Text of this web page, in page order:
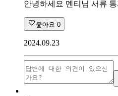
안녕하세요 멘티님 서류
좋아요 0
2024.09.23